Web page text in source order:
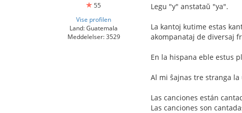
55
Vise profilen
Land: Guatemala
Meddelelser: 3529
Legu "y" anstataŭ "ya".
La kantoj kutime estas
akompanataj de diversaj
En la hispana eble estus
Al mi ŝajnas tre stranga
Las canciones están
Las canciones son